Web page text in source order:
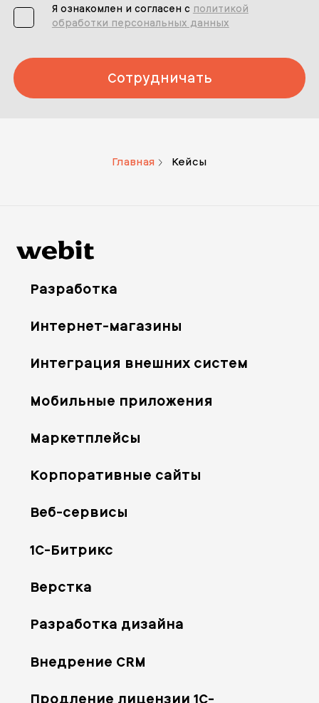
Я ознакомлен и согласен с политикой
обработки персональных данных
Сотрудничать
Главная Кейсы
Разработка
Интернет-магазины
Интеграция внешних систем
Мобильные приложения
Маркетплейсы
Корпоративные сайты
Веб-сервисы
1С-Битрикс
Верстка
Разработка дизайна
Внедрение CRM
Продление лицензии 1С-